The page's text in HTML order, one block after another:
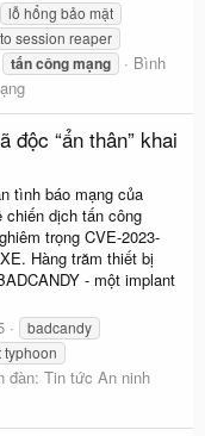
lỗ hổng bảo mật
session reaper
tấncôngmạng
Bình
độc “ẩn thân” khai
tình báo mạng của
chiến dịch tấn công
trọng CVE-2023-
Hàng trăm thiết bị
- một implant
badcandy
typhoon
đàn: Tin tức An ninh